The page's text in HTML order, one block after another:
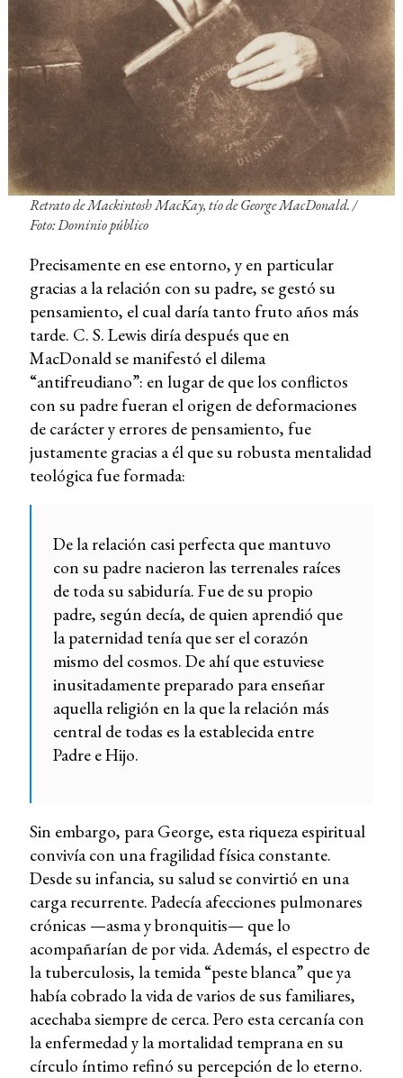
Retrato de Mackintosh MacKay, tío de George MacDonald. /
Foto: Dominio público
Precisamente en ese entorno, y en particular
gracias a la relación con su padre, se gestó su
pensamiento, el cual daría tanto fruto años más
tarde. C. S. Lewis diría después que en
MacDonald se manifestó el dilema
“antifreudiano”: en lugar de que los conflictos
con su padre fueran el origen de deformaciones
de carácter y errores de pensamiento, fue
justamente gracias a él que su robusta mentalidad
teológica fue formada:
De la relación casi perfecta que mantuvo
con su padre nacieron las terrenales raíces
de toda su sabiduría. Fue de su propio
padre, según decía, de quien aprendió que
la paternidad tenía que ser el corazón
mismo del cosmos. De ahí que estuviese
inusitadamente preparado para enseñar
aquella religión en la que la relación más
central de todas es la establecida entre
Padre e Hijo.
Sin embargo, para George, esta riqueza espiritual
convivía con una fragilidad física constante.
Desde su infancia, su salud se convirtió en una
carga recurrente. Padecía afecciones pulmonares
crónicas —asma y bronquitis— que lo
acompañarían de por vida. Además, el espectro de
la tuberculosis, la temida “peste blanca” que ya
había cobrado la vida de varios de sus familiares,
acechaba siempre de cerca. Pero esta cercanía con
la enfermedad y la mortalidad temprana en su
círculo íntimo refinó su percepción de lo eterno.